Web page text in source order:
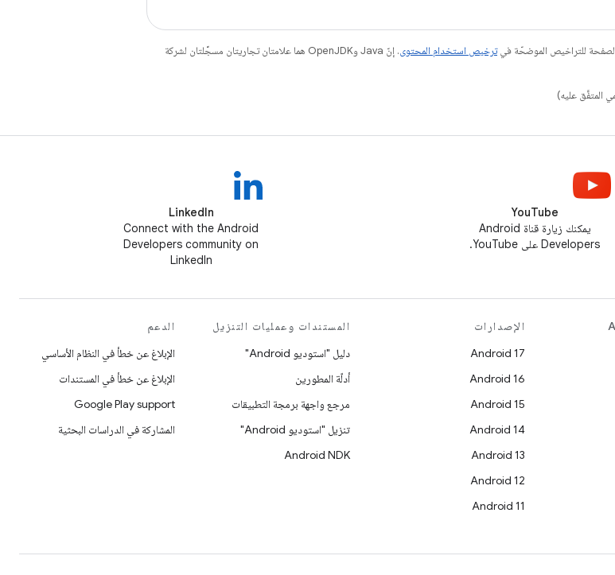
للتراخيص الموضحّة فيترخيص استخدام المحتوى
. إنّ Java وOpenJDK هما علامتان تجاريتان مسجَّلتان لشركة
YouTube
يمكنك زيارة قناة Android
Developers على YouTube.
LinkedIn
Connect with the Android
Developers community on
LinkedIn
الإصدارات
Android 17
Android 16
Android 15
Android 14
Android 13
Android 12
Android 11
المستندات وعمليات التنزيل
دليل "استوديو Android"
أدلّة المطورين
مرجع واجهة برمجة التطبيقات
تنزيل "استوديو Android"
Android NDK
الدعم
الإبلاغ عن خطأ في النظام الأساسي
الإبلاغ عن خطأ في المستندات
Google Play support
المشاركة في الدراسات البحثية